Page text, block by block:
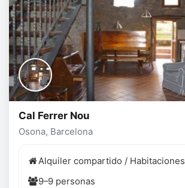
Cal Ferrer Nou
Osona, Barcelona
Alquiler compartido / Habitaciones
9–9 personas